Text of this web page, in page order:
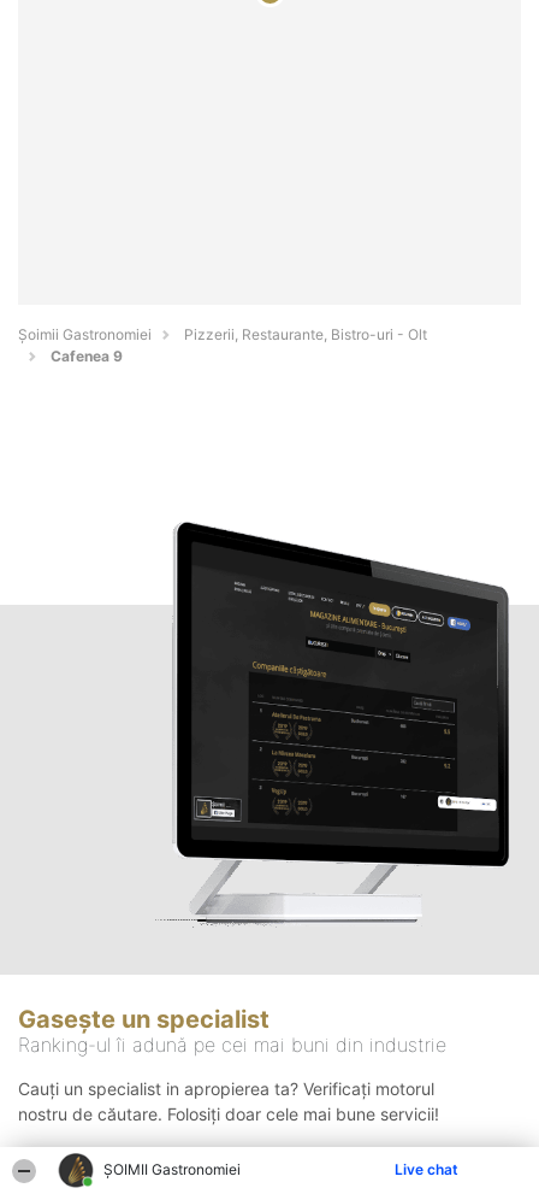
ȘOIMII Gastronomiei Live chat
Șoimii Gastronomiei
Pizzerii, Restaurante, Bistro-uri - Olt
Cafenea 9
Gasește un specialist
Ranking-ul îi adună pe cei mai buni din industrie
Cauți un specialist in apropierea ta? Verificați motorul
nostru de căutare. Folosiți doar cele mai bune servicii!